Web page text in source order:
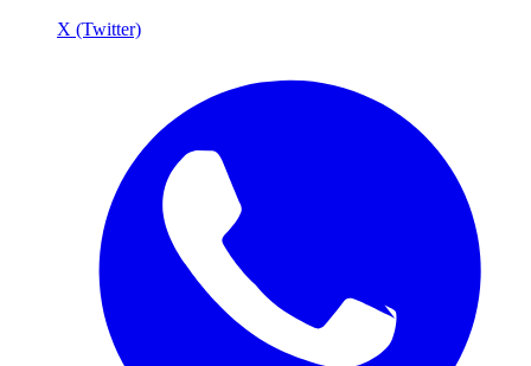
X (Twitter)